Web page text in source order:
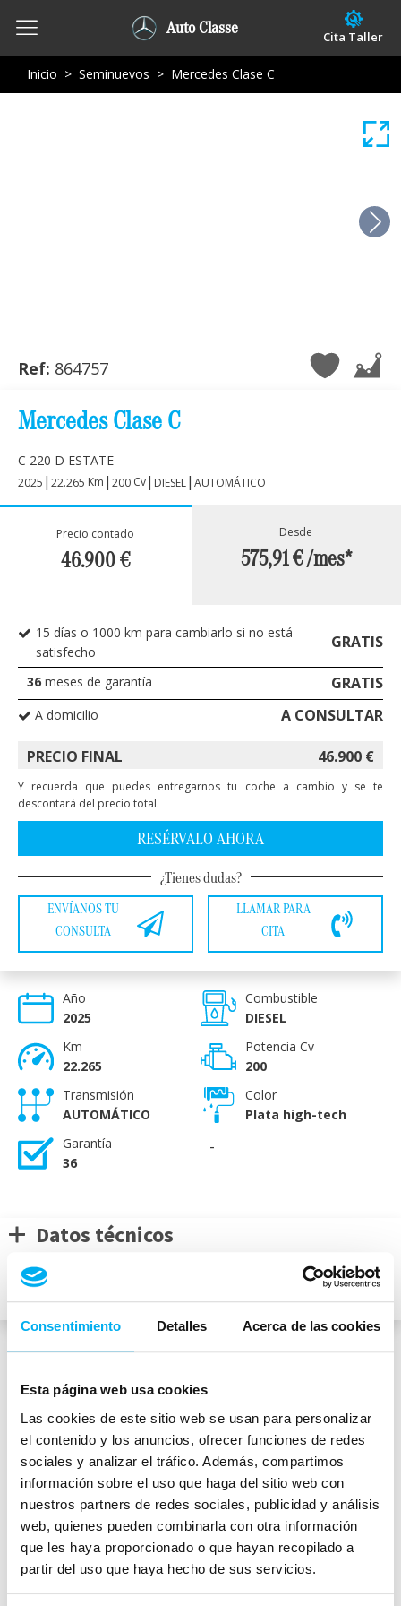
Consentimiento Detalles Acerca de las cookies
Esta página web usa cookies
Las cookies de este sitio web se usan para personalizar
el contenido y los anuncios, ofrecer funciones de redes
sociales y analizar el tráfico. Además, compartimos
información sobre el uso que haga del sitio web con
nuestros partners de redes sociales, publicidad y análisis
web, quienes pueden combinarla con otra información
que les haya proporcionado o que hayan recopilado a
partir del uso que haya hecho de sus servicios.
Auto Classe Cita Taller
Inicio > Seminuevos > Mercedes Clase C
Ref: 864757
Mercedes Clase C
C 220 D ESTATE
2025 | 22.265 Km | 200 Cv| DIESEL| AUTOMÁTICO
Precio contado
46.900€
Desde
575,91 €/mes*
15 días o 1000 km para cambiarlo si no está
satisfecho
GRATIS
36 meses de garantía GRATIS
A domicilio A CONSULTAR
PRECIO FINAL 46.900 €
Y recuerda que puedes entregarnos tu coche a cambio y se te
descontará del precio total.
RESÉRVALO AHORA
¿Tienes dudas?
ENVÍANOS TU
CONSULTA
LLAMAR PARA
CITA
Año
2025
Km
22.265
Combustible
DIESEL
Potencia Cv
200
Transmisión
AUTOMÁTICO
Garantía
36
Color
Plata high-tech
-
Datos técnicos
Descripción
Equipamiento de Serie
Medidas del vehículo
1462
mm
4793mm 1820mm
Peso:1855kg
Maletero: 490L